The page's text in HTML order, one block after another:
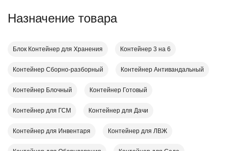
Назначение товара
Блок Контейнер для Хранения Контейнер 3 на 6
Контейнер Cборно-разборный Контейнер Антивандальный
Контейнер Блочный Контейнер Готовый
Контейнер для ГСМ Контейнер для Дачи
Контейнер для Инвентаря Контейнер для ЛВЖ